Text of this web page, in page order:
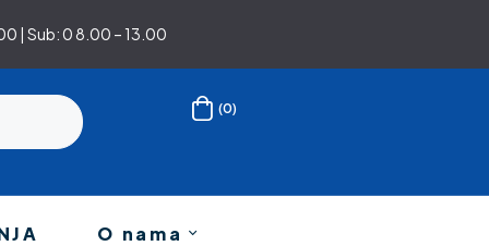
| Sub: 0 8.00 – 13.00
(0)
O nama